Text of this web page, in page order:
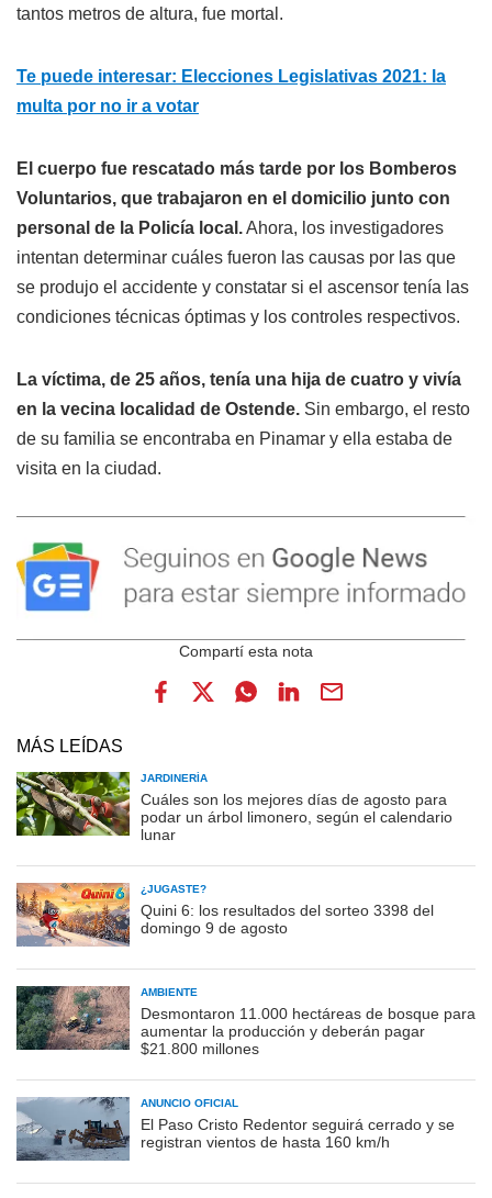
tantos metros de altura, fue mortal.
Te puede interesar: Elecciones Legislativas 2021: la
multa por no ir a votar
El cuerpo fue rescatado más tarde por los Bomberos
Voluntarios, que trabajaron en el domicilio junto con
personal de la Policía local.Ahora, los investigadores
intentan determinar cuáles fueron las causas por las que
se produjo el accidente y constatar si el ascensor tenía las
condiciones técnicas óptimas y los controles respectivos.
La víctima, de 25 años, tenía una hija de cuatro y vivía
en la vecina localidad de Ostende. Sin embargo, el resto
de su familia se encontraba en Pinamar y ella estaba de
visita en la ciudad.
MÁS LEÍDAS
JARDINERÍA
Cuáles son los mejores días de agosto para
podar un árbol limonero, según el calendario
lunar
¿JUGASTE?
Quini 6: los resultados del sorteo 3398 del
domingo 9 de agosto
AMBIENTE
Desmontaron 11.000 hectáreas de bosque para
aumentar la producción y deberán pagar
$21.800 millones
ANUNCIO OFICIAL
El Paso Cristo Redentor seguirá cerrado y se
registran vientos de hasta 160 km/h